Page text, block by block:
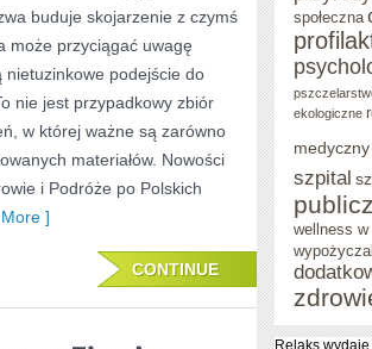
I
OPOWIEŚCI
buduje skojarzenie z czymś
może przyciągać uwagę
nietuzinkowe podejście do
nie jest przypadkowy zbiór
w której ważne są zarówno
materiałów. Nowości
i Podróże po Polskich
]
CONTINUE
społeczna
ekologiczne
medyczny
szpital
wellness
Relaks